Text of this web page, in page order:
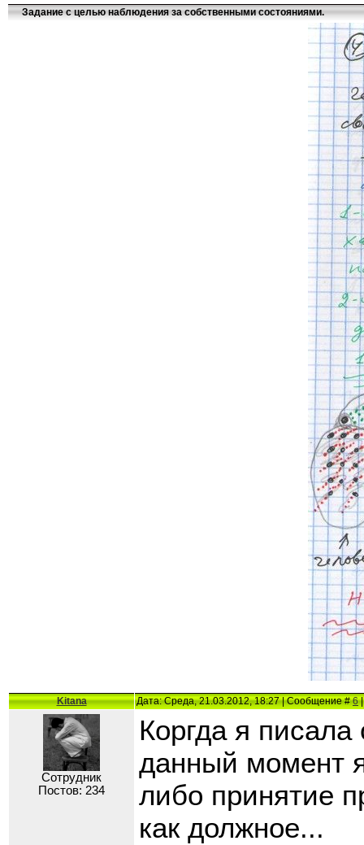
Задание с целью наблюдения за собственными состояниями.
Kitana Дата: Среда, 21.03.2012, 18:27 | Сообщение #6|
Сотрудник
Постов: 234
Коргда я писала
данный момент
либо принятие
как должное...